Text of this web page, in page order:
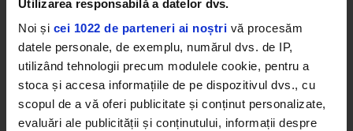
Utilizarea responsabilă a datelor dvs.
Noi și cei 1022 de parteneri ai noștri vă procesăm
datele personale, de exemplu, numărul dvs. de IP,
utilizând tehnologii precum modulele cookie, pentru a
stoca și accesa informațiile de pe dispozitivul dvs., cu
scopul de a vă oferi publicitate și conținut personalizate,
evaluări ale publicității și conținutului, informații despre
Capricorn